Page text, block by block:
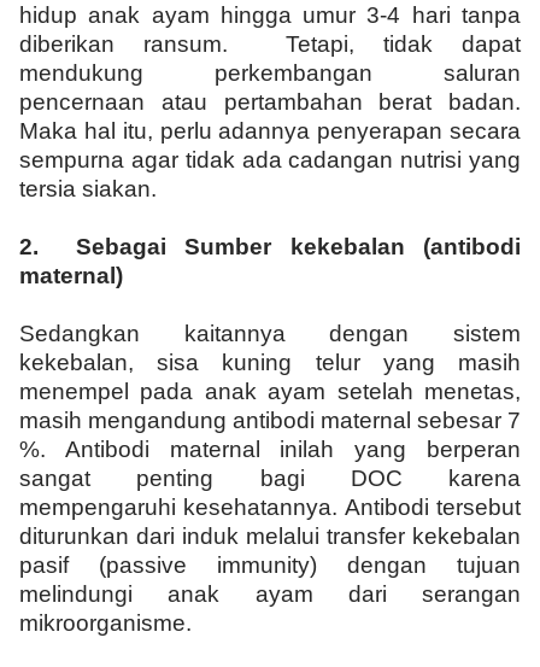
hidup anak ayam hingga umur 3-4 hari tanpa
diberikan ransum. Tetapi, tidak dapat
mendukung perkembangan saluran
pencernaan atau pertambahan berat badan.
Maka hal itu, perlu adannya penyerapan secara
sempurna agar tidak ada cadangan nutrisi yang
tersia siakan.
2.
Sebagai Sumber kekebalan (antibodi
maternal)
Sedangkan kaitannya dengan sistem
kekebalan, sisa kuning telur yang masih
menempel pada anak ayam setelah menetas,
masih mengandung antibodi maternal sebesar 7
%. Antibodi maternal inilah yang berperan
sangat penting bagi DOC karena
mempengaruhi kesehatannya. Antibodi tersebut
diturunkan dari induk melalui transfer kekebalan
pasif (passive immunity) dengan tujuan
melindungi anak ayam dari serangan
mikroorganisme.